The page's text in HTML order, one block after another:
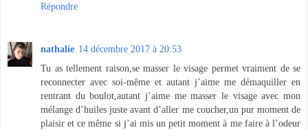
Répondre
nathalie 14 décembre 2017 à 20:53
Tu as tellement raison,se masser le visage permet vraiment de se
reconnecter avec soi-même et autant j’aime me démaquiller en
rentrant du boulot,autant j’aime me masser le visage avec mon
mélange d’huiles juste avant d’aller me coucher,un pur moment de
plaisir et ce même si j’ai mis un petit moment à me faire à l’odeur